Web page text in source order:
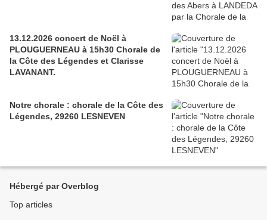
13.12.2026 concert de Noël à
PLOUGUERNEAU à 15h30 Chorale de
la Côte des Légendes et Clarisse
LAVANANT.
Notre chorale : chorale de la Côte des
Légendes, 29260 LESNEVEN
Hébergé par Overblog
Top articles